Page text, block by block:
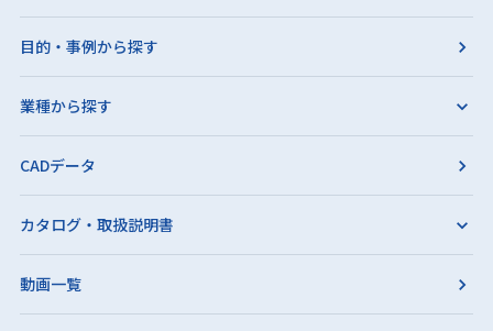
目的・事例から探す
業種から探す
CADデータ
カタログ・取扱説明書
動画一覧